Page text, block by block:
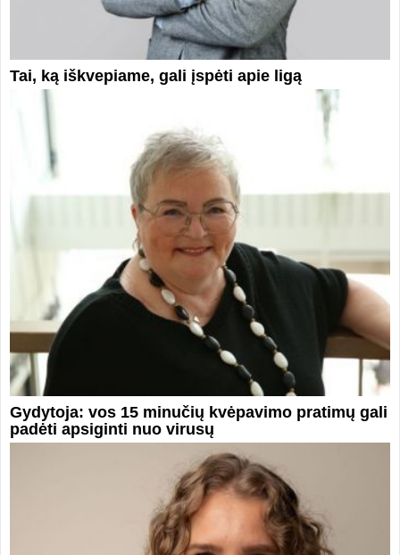
Tai, ką iškvepiame, gali įspėti apie ligą
Gydytoja: vos 15 minučių kvėpavimo pratimų gali
padėti apsiginti nuo virusų